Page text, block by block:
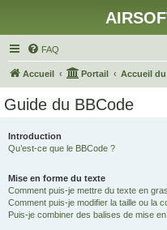
FAQ
Accueil Portail Accueil
Guide du BBCode
Introduction
Qu’est-ce que le BBCode ?
Mise en forme du texte
Comment puis-je mettre du texte en
Comment puis-je modifier la taille ou la
Puis-je combiner des balises de mise